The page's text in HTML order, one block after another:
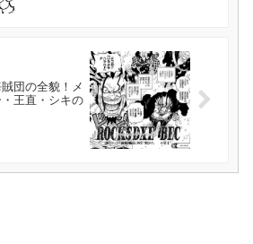
団の全貌！メ
王直・シキの